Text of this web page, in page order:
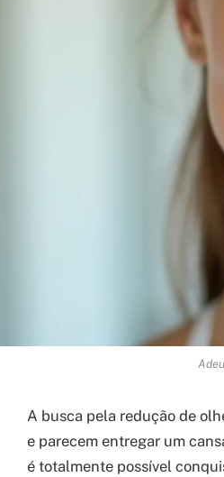
A busca pela redução de
e parecem entregar um
é totalmente possível